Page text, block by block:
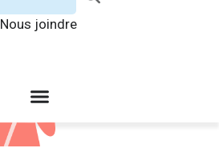
Nous joindre